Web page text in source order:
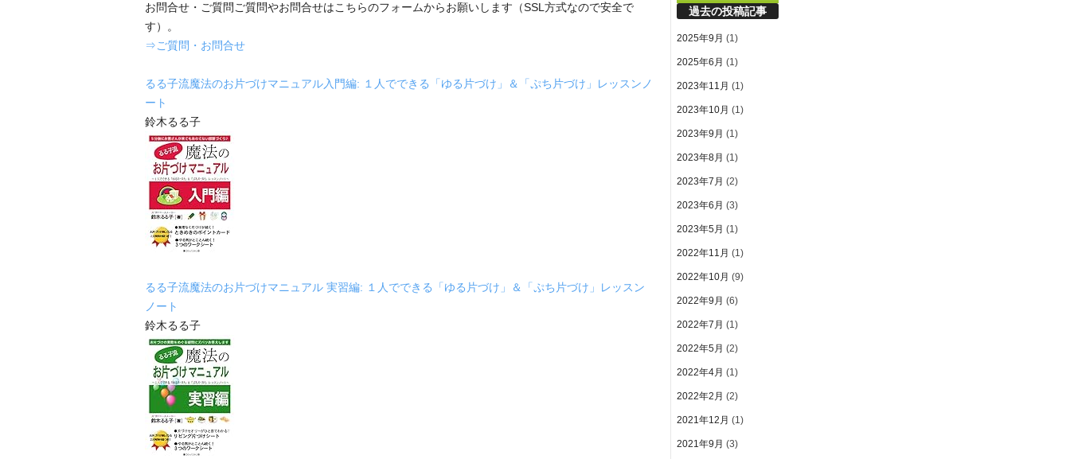
お問合せ・ご質問ご質問やお問合せはこちらのフォームからお願いします（SSL方式なので安全で
す）。
⇒ご質問・お問合せ
るる子流魔法のお片づけマニュアル入門編: １人でできる「ゆる片づけ」＆「ぷち片づけ」レッスンノ
ート
鈴木るる子
るる子流魔法のお片づけマニュアル 実習編: １人でできる「ゆる片づけ」＆「ぷち片づけ」レッスン
ノート
鈴木るる子
過去の投稿記事
2025年9月 (1)
2025年6月 (1)
2023年11月 (1)
2023年10月 (1)
2023年9月 (1)
2023年8月 (1)
2023年7月 (2)
2023年6月 (3)
2023年5月 (1)
2022年11月 (1)
2022年10月 (9)
2022年9月 (6)
2022年7月 (1)
2022年5月 (2)
2022年4月 (1)
2022年2月 (2)
2021年12月 (1)
2021年9月 (3)